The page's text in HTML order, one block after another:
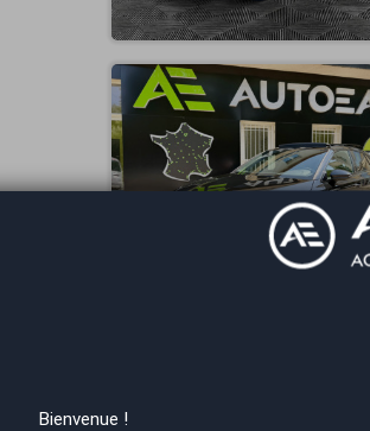
Bienvenue !